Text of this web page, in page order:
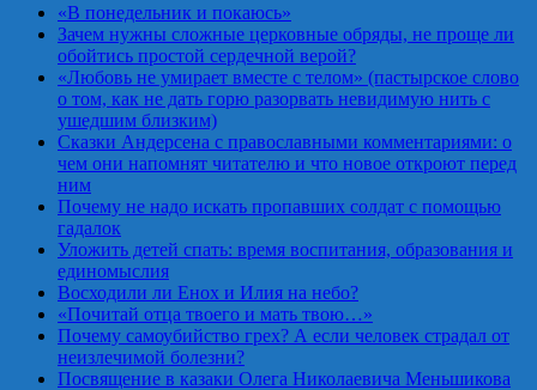
«В понедельник и покаюсь»
Зачем нужны сложные церковные обряды, не проще ли
обойтись простой сердечной верой?
«Любовь не умирает вместе с телом» (пастырское слово
о том, как не дать горю разорвать невидимую нить с
ушедшим близким)
Сказки Андерсена с православными комментариями: о
чем они напомнят читателю и что новое откроют перед
ним
Почему не надо искать пропавших солдат с помощью
гадалок
Уложить детей спать: время воспитания, образования и
единомыслия
Восходили ли Енох и Илия на небо?
«Почитай отца твоего и мать твою…»
Почему самоубийство грех? А если человек страдал от
неизлечимой болезни?
Посвящение в казаки Олега Николаевича Меньшикова